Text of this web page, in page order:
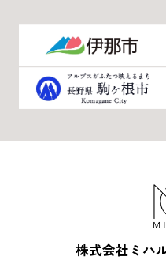
株式会社ミハ